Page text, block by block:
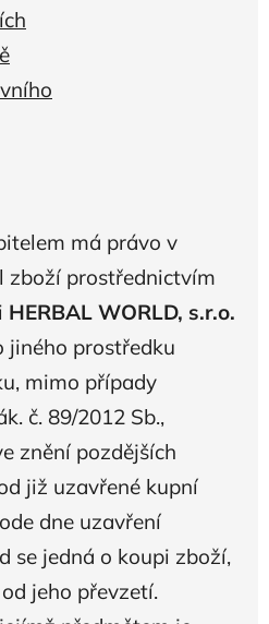
má právo v
zboží prostřednictvím
HERBAL WORLD, s.r.o.
jiného prostředku
mimo případy
č. 89/2012 Sb.,
znění pozdějších
již uzavřené kupní
dne uzavření
se jedná o koupi zboží,
jeho převzetí.